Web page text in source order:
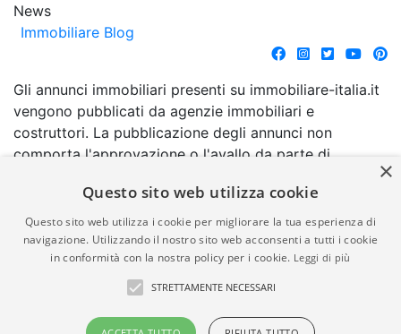
News
Immobiliare Blog
Gli annunci immobiliari presenti su immobiliare-italia.it
vengono pubblicati da agenzie immobiliari e
costruttori. La pubblicazione degli annunci non
comporta l'approvazione o l'avallo da parte di
garanzia da parte di quest'ultima. immobiliare-italia.it
quindi non è responsabile della veridicità, della
correttezza, della completezza, della normativa in
materia di privacy e/o di alcun altro aspetto dei
suddetti annunci.
© Copyright 2007 - 2026
Powered by
×
Questo sito web utilizza cookie
Questo sito web utilizza i cookie per migliorare la tua esperienza di
navigazione. Utilizzando il nostro sito web acconsenti a tutti i cookie
in conformità con la nostra policy per i cookie. Leggi di più
STRETTAMENTE NECESSARI